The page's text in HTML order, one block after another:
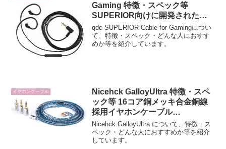
Gaming 特徴・スペック等
SUPERIOR向けに開発されたゲ
ーミング用ロングケーブル
qdc SUPERIOR Cable for Gamingについ
て、特徴・スペック・どんな人におすす
めか等を紹介しています。
イヤホンケーブル
Nicehck GalloyUltra 特徴・スペ
ック等 16コア銅メッキ合金銅線
採用イヤホンケーブル
(3.5mm/2.5mm/4.4mm)交換可能
Nicehck GalloyUltra について、特徴・ス
ペック・どんな人におすすめか等を紹介
しています。